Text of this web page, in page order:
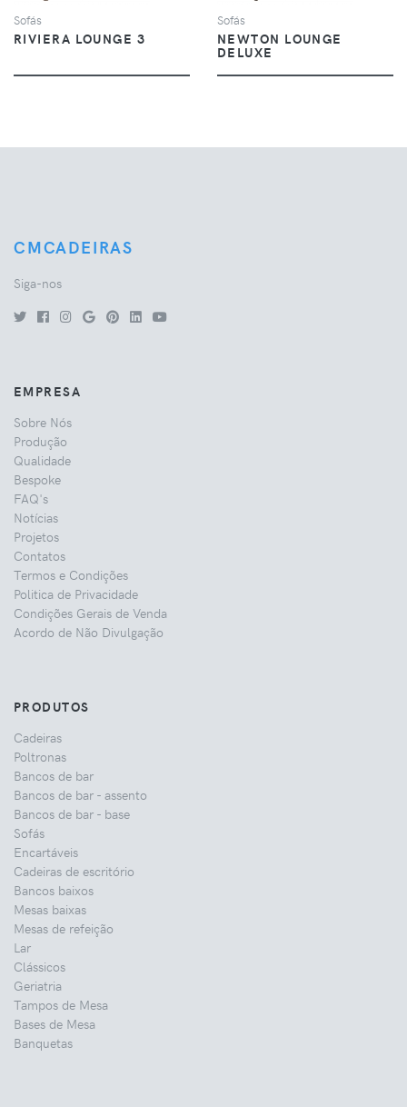
Sofás
RIVIERA LOUNGE 3
Sofás
NEWTON LOUNGE
DELUXE
CMCADEIRAS
Siga-nos
EMPRESA
Sobre Nós
Produção
Qualidade
Bespoke
FAQ's
Notícias
Projetos
Contatos
Termos e Condições
Politica de Privacidade
Condições Gerais de Venda
Acordo de Não Divulgação
PRODUTOS
Cadeiras
Poltronas
Bancos de bar
Bancos de bar - assento
Bancos de bar - base
Sofás
Encartáveis
Cadeiras de escritório
Bancos baixos
Mesas baixas
Mesas de refeição
Lar
Clássicos
Geriatria
Tampos de Mesa
Bases de Mesa
Banquetas